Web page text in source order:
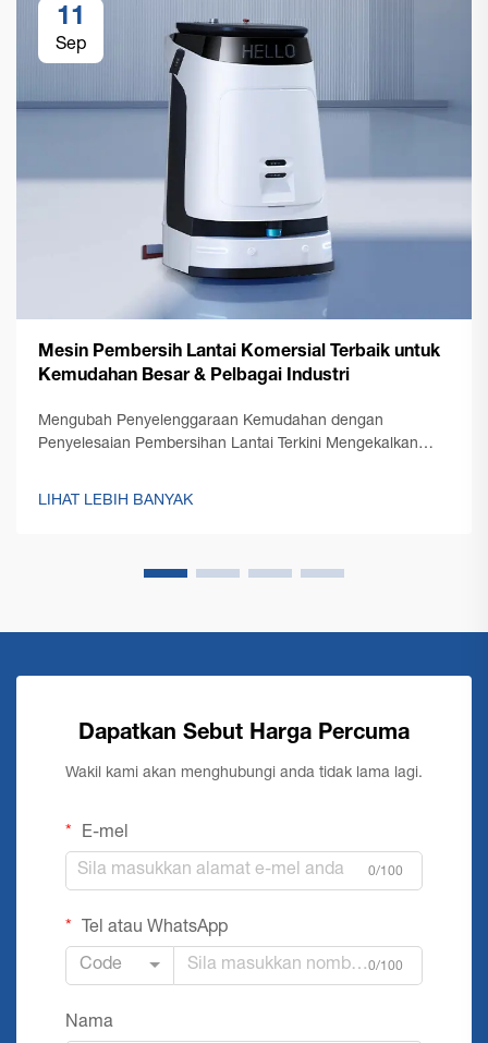
11
Sep
Mesin Pembersih Lantai Komersial Terbaik untuk
Kemudahan Besar & Pelbagai Industri
Mengubah Penyelenggaraan Kemudahan dengan
Penyelesaian Pembersihan Lantai Terkini Mengekalkan
membentangkan cabaran unik yang memerlukan
LIHAT LEBIH BANYAK
Dapatkan Sebut Harga Percuma
Wakil kami akan menghubungi anda tidak lama lagi.
E-mel
0/100
Tel atau WhatsApp
Code 0/100
Nama